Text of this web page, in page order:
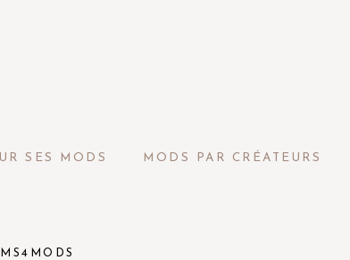
SES MODS MODS PAR CRÉATEURS